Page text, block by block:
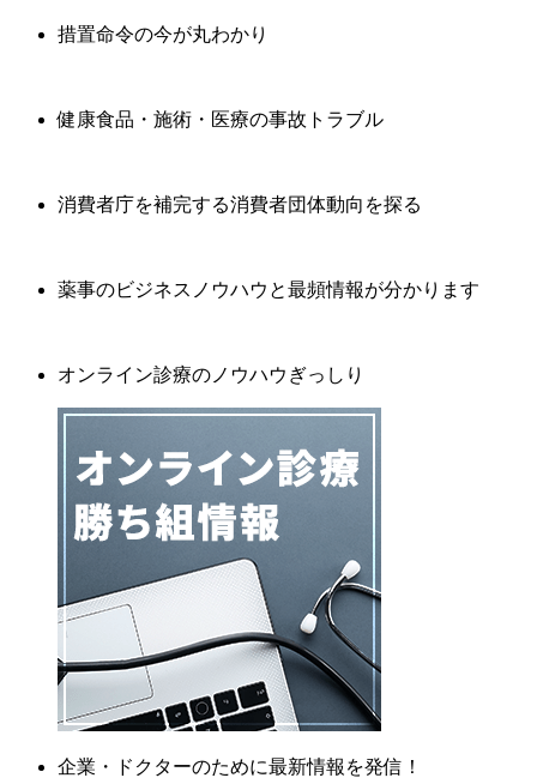
措置命令の今が丸わかり
健康食品・施術・医療の事故トラブル
消費者庁を補完する消費者団体動向を探る
薬事のビジネスノウハウと最頻情報が分かります
オンライン診療のノウハウぎっしり
企業・ドクターのために最新情報を発信！